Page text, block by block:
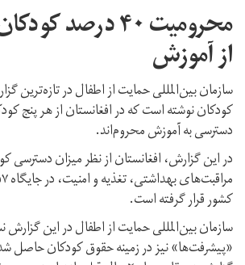
محرومیت ۴۰ درصد
از آموزش
سازمان بین‌المللی حمایت از اطفال در تازه‌ترین
کودکان نوشته است که در افغانستان از هر پنج
دسترسی به آموزش محروم‌اند.
در این گزارش، افغانستان از نظر میزان دسترسی
کشور قرار گرفته است.
سازمان بین‌المللی حمایت از اطفال در این
«پیشرفت‌ها» نیز در زمینه حقوق کودکان حاصل